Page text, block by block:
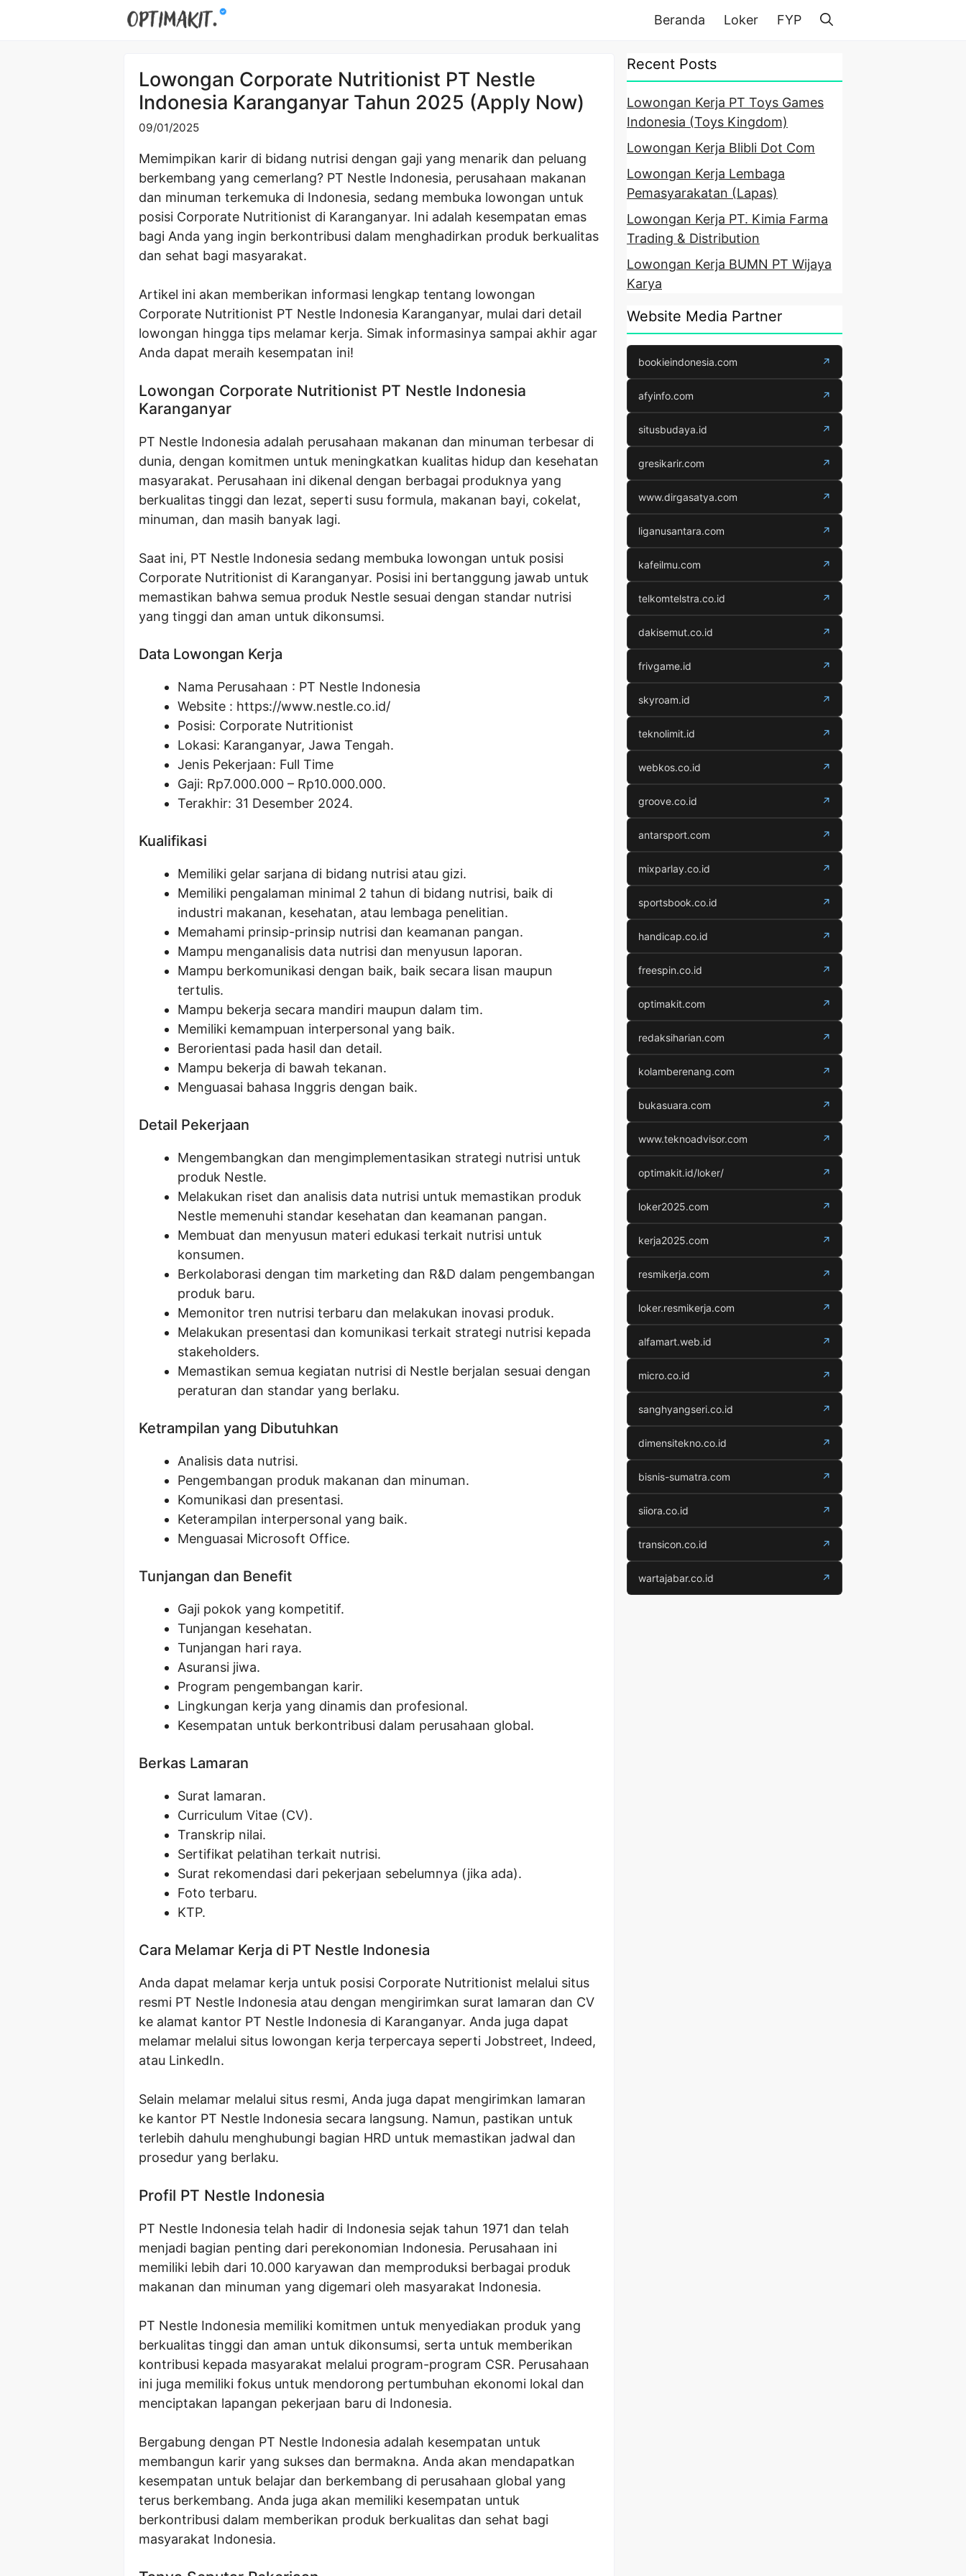
Beranda Loker FYP
Lowongan Corporate Nutritionist PT Nestle
Indonesia Karanganyar Tahun 2025 (Apply Now)
09/01/2025
Memimpikan karir di bidang nutrisi dengan gaji yang menarik dan peluang
berkembang yang cemerlang? PT Nestle Indonesia, perusahaan makanan
dan minuman terkemuka di Indonesia, sedang membuka lowongan untuk
posisi Corporate Nutritionist di Karanganyar. Ini adalah kesempatan emas
bagi Anda yang ingin berkontribusi dalam menghadirkan produk berkualitas
dan sehat bagi masyarakat.
Artikel ini akan memberikan informasi lengkap tentang lowongan
Corporate Nutritionist PT Nestle Indonesia Karanganyar, mulai dari detail
lowongan hingga tips melamar kerja. Simak informasinya sampai akhir agar
Anda dapat meraih kesempatan ini!
Lowongan Corporate Nutritionist PT Nestle Indonesia
Karanganyar
PT Nestle Indonesia adalah perusahaan makanan dan minuman terbesar di
dunia, dengan komitmen untuk meningkatkan kualitas hidup dan kesehatan
masyarakat. Perusahaan ini dikenal dengan berbagai produknya yang
berkualitas tinggi dan lezat, seperti susu formula, makanan bayi, cokelat,
minuman, dan masih banyak lagi.
Saat ini, PT Nestle Indonesia sedang membuka lowongan untuk posisi
Corporate Nutritionist di Karanganyar. Posisi ini bertanggung jawab untuk
memastikan bahwa semua produk Nestle sesuai dengan standar nutrisi
yang tinggi dan aman untuk dikonsumsi.
Data Lowongan Kerja
Nama Perusahaan : PT Nestle Indonesia
Website : https://www.nestle.co.id/
Posisi: Corporate Nutritionist
Lokasi: Karanganyar, Jawa Tengah.
Jenis Pekerjaan: Full Time
Gaji: Rp7.000.000 – Rp10.000.000.
Terakhir: 31 Desember 2024.
Kualifikasi
Memiliki gelar sarjana di bidang nutrisi atau gizi.
Memiliki pengalaman minimal 2 tahun di bidang nutrisi, baik di
industri makanan, kesehatan, atau lembaga penelitian.
Memahami prinsip-prinsip nutrisi dan keamanan pangan.
Mampu menganalisis data nutrisi dan menyusun laporan.
Mampu berkomunikasi dengan baik, baik secara lisan maupun
tertulis.
Mampu bekerja secara mandiri maupun dalam tim.
Memiliki kemampuan interpersonal yang baik.
Berorientasi pada hasil dan detail.
Mampu bekerja di bawah tekanan.
Menguasai bahasa Inggris dengan baik.
Detail Pekerjaan
Mengembangkan dan mengimplementasikan strategi nutrisi untuk
produk Nestle.
Melakukan riset dan analisis data nutrisi untuk memastikan produk
Nestle memenuhi standar kesehatan dan keamanan pangan.
Membuat dan menyusun materi edukasi terkait nutrisi untuk
konsumen.
Berkolaborasi dengan tim marketing dan R&D dalam pengembangan
produk baru.
Memonitor tren nutrisi terbaru dan melakukan inovasi produk.
Melakukan presentasi dan komunikasi terkait strategi nutrisi kepada
stakeholders.
Memastikan semua kegiatan nutrisi di Nestle berjalan sesuai dengan
peraturan dan standar yang berlaku.
Ketrampilan yang Dibutuhkan
Analisis data nutrisi.
Pengembangan produk makanan dan minuman.
Komunikasi dan presentasi.
Keterampilan interpersonal yang baik.
Menguasai Microsoft Office.
Tunjangan dan Benefit
Gaji pokok yang kompetitif.
Tunjangan kesehatan.
Tunjangan hari raya.
Asuransi jiwa.
Program pengembangan karir.
Lingkungan kerja yang dinamis dan profesional.
Kesempatan untuk berkontribusi dalam perusahaan global.
Berkas Lamaran
Surat lamaran.
Curriculum Vitae (CV).
Transkrip nilai.
Sertifikat pelatihan terkait nutrisi.
Surat rekomendasi dari pekerjaan sebelumnya (jika ada).
Foto terbaru.
KTP.
Cara Melamar Kerja di PT Nestle Indonesia
Anda dapat melamar kerja untuk posisi Corporate Nutritionist melalui situs
resmi PT Nestle Indonesia atau dengan mengirimkan surat lamaran dan CV
ke alamat kantor PT Nestle Indonesia di Karanganyar. Anda juga dapat
melamar melalui situs lowongan kerja terpercaya seperti Jobstreet, Indeed,
atau LinkedIn.
Selain melamar melalui situs resmi, Anda juga dapat mengirimkan lamaran
ke kantor PT Nestle Indonesia secara langsung. Namun, pastikan untuk
terlebih dahulu menghubungi bagian HRD untuk memastikan jadwal dan
prosedur yang berlaku.
Profil PT Nestle Indonesia
PT Nestle Indonesia telah hadir di Indonesia sejak tahun 1971 dan telah
menjadi bagian penting dari perekonomian Indonesia. Perusahaan ini
memiliki lebih dari 10.000 karyawan dan memproduksi berbagai produk
makanan dan minuman yang digemari oleh masyarakat Indonesia.
PT Nestle Indonesia memiliki komitmen untuk menyediakan produk yang
berkualitas tinggi dan aman untuk dikonsumsi, serta untuk memberikan
kontribusi kepada masyarakat melalui program-program CSR. Perusahaan
ini juga memiliki fokus untuk mendorong pertumbuhan ekonomi lokal dan
menciptakan lapangan pekerjaan baru di Indonesia.
Bergabung dengan PT Nestle Indonesia adalah kesempatan untuk
membangun karir yang sukses dan bermakna. Anda akan mendapatkan
kesempatan untuk belajar dan berkembang di perusahaan global yang
terus berkembang. Anda juga akan memiliki kesempatan untuk
berkontribusi dalam memberikan produk berkualitas dan sehat bagi
masyarakat Indonesia.
Recent Posts
Lowongan Kerja PT Toys Games
Indonesia (Toys Kingdom)
Lowongan Kerja Blibli Dot Com
Lowongan Kerja Lembaga
Pemasyarakatan (Lapas)
Lowongan Kerja PT. Kimia Farma
Trading & Distribution
Lowongan Kerja BUMN PT Wijaya
Karya
Website Media Partner
bookieindonesia.com ↗
afyinfo.com ↗
situsbudaya.id ↗
gresikarir.com ↗
www.dirgasatya.com ↗
liganusantara.com ↗
kafeilmu.com ↗
telkomtelstra.co.id ↗
dakisemut.co.id ↗
frivgame.id ↗
skyroam.id ↗
teknolimit.id ↗
webkos.co.id ↗
groove.co.id ↗
antarsport.com ↗
mixparlay.co.id ↗
sportsbook.co.id ↗
handicap.co.id ↗
freespin.co.id ↗
optimakit.com ↗
redaksiharian.com ↗
kolamberenang.com ↗
bukasuara.com ↗
www.teknoadvisor.com ↗
optimakit.id/loker/ ↗
loker2025.com ↗
kerja2025.com ↗
resmikerja.com ↗
loker.resmikerja.com ↗
alfamart.web.id ↗
micro.co.id ↗
sanghyangseri.co.id ↗
dimensitekno.co.id ↗
bisnis-sumatra.com ↗
siiora.co.id ↗
transicon.co.id ↗
wartajabar.co.id ↗